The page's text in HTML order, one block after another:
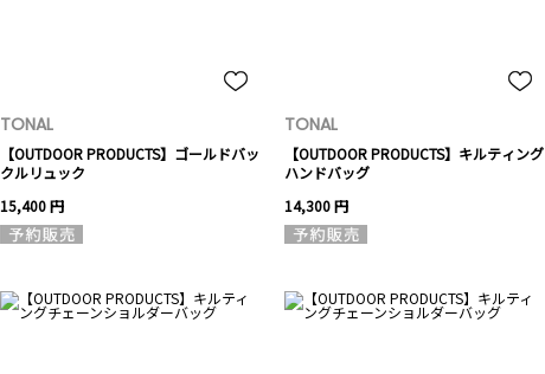
TONAL
【OUTDOOR PRODUCTS】ゴールドバッ
クルリュック
15,400 円
TONAL
【OUTDOOR PRODUCTS】キルティング
ハンドバッグ
14,300 円